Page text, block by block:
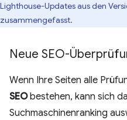
Lighthouse-Updates aus den
zusammengefasst.
Neue SEO-
Wenn Ihre Seiten alle
SEObestehen, kann sich
Suchmaschinenranking